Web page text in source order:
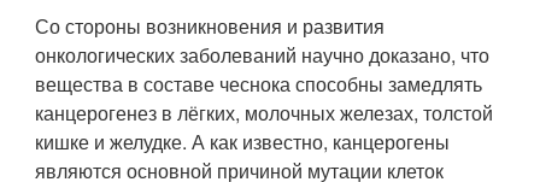
Со стороны возникновения и развития
онкологических заболеваний научно доказано, что
вещества в составе чеснока способны замедлять
канцерогенез в лёгких, молочных железах, толстой
кишке и желудке. А как известно, канцерогены
являются основной причиной мутации клеток